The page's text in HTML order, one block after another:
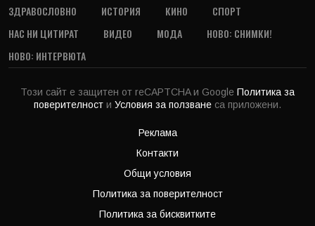
ЗДРАВОСЛОВНО
ИСТОРИЯ КИНО
СПОРТ
НАС НИ ЦИТИРАТ
ВИДЕО МОДА
НОВО: СНИМКИ!
НОВО: ИНТЕРВЮТА
Този сайт е защитен от reCAPTCHA и Google Политика за
поверителност и Условия за ползване са приложени.
Реклама
Контакти
Общи условия
Политика за поверителност
Политика за бисквитките